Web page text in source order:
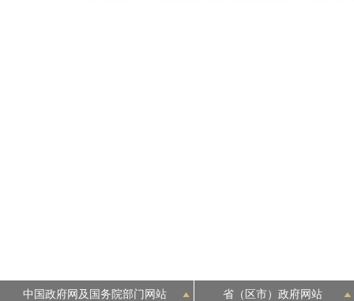
中国政府网及国务院部门网站 省（区市）政府网站